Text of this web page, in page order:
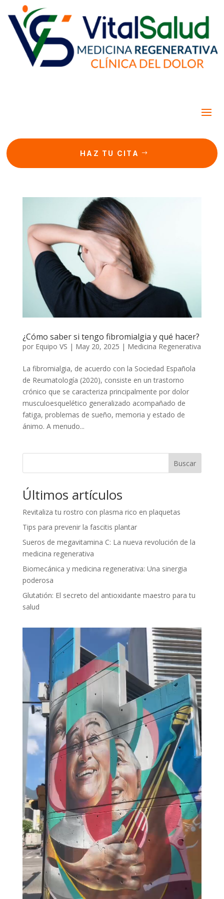
HAZ TU CITA
¿Cómo saber si tengo fibromialgia y qué hacer?
por Equipo VS | May 20, 2025 | Medicina Regenerativa
La fibromialgia, de acuerdo con la Sociedad Española
de Reumatología (2020), consiste en un trastorno
crónico que se caracteriza principalmente por dolor
musculoesquelético generalizado acompañado de
fatiga, problemas de sueño, memoria y estado de
ánimo. A menudo...
Buscar
Últimos artículos
Revitaliza tu rostro con plasma rico en plaquetas
Tips para prevenir la fascitis plantar
Sueros de megavitamina C: La nueva revolución de la
medicina regenerativa
Biomecánica y medicina regenerativa: Una sinergia
poderosa
Glutatión: El secreto del antioxidante maestro para tu
salud